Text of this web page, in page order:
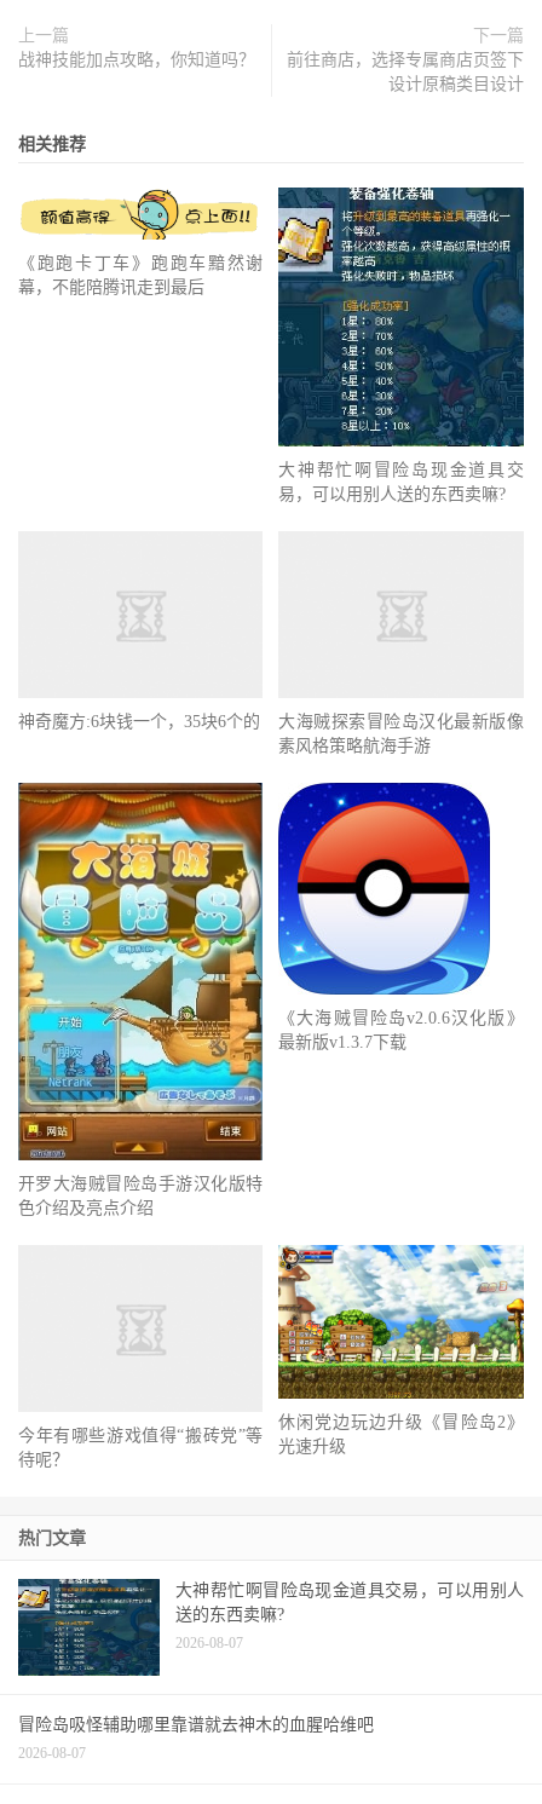
上一篇
战神技能加点攻略，你知道吗？
下一篇
前往商店，选择专属商店页签下
设计原稿类目设计
相关推荐
《跑跑卡丁车》跑跑车黯然谢
幕，不能陪腾讯走到最后
大神帮忙啊冒险岛现金道具交
易，可以用别人送的东西卖嘛?
神奇魔方:6块钱一个，35块6个的
大海贼探索冒险岛汉化最新版像
素风格策略航海手游
开罗大海贼冒险岛手游汉化版特
色介绍及亮点介绍
《大海贼冒险岛v2.0.6汉化版》
最新版v1.3.7下载
今年有哪些游戏值得“搬砖党”等
待呢？
休闲党边玩边升级《冒险岛2》
光速升级
热门文章
大神帮忙啊冒险岛现金道具交易，可以用别人
送的东西卖嘛?
2026-08-07
冒险岛吸怪辅助哪里靠谱就去神木的血腥哈维吧
2026-08-07